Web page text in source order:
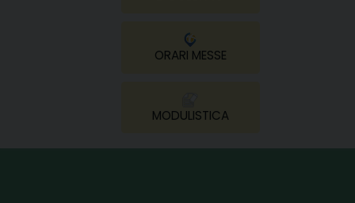
ORARI MESSE
MODULISTICA